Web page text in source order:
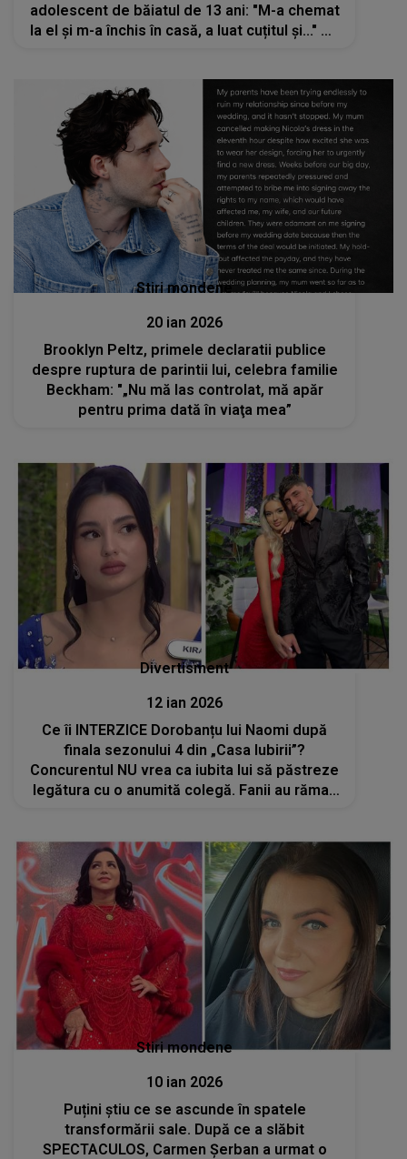
adolescent de băiatul de 13 ani: "M-a chemat
la el și m-a închis în casă, a luat cuțitul și..." CE
Stiri mondene
20 ian 2026
Brooklyn Peltz, primele declaratii publice
despre ruptura de parintii lui, celebra familie
Beckham: "„Nu mă las controlat, mă apăr
pentru prima dată în viaţa mea”
Divertisment
12 ian 2026
Ce îi INTERZICE Dorobanțu lui Naomi după
finala sezonului 4 din „Casa Iubirii”?
Concurentul NU vrea ca iubita lui să păstreze
legătura cu o anumită colegă. Fanii au rămas
Stiri mondene
10 ian 2026
Puțini știu ce se ascunde în spatele
transformării sale. După ce a slăbit
SPECTACULOS, Carmen Șerban a urmat o